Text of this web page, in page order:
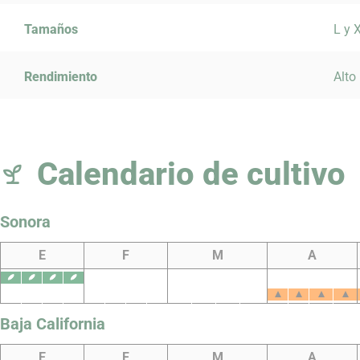
Tamaños L y
Rendimiento Alto
Calendario de cultivo
Sonora
E F M A
Baja California
E F M A